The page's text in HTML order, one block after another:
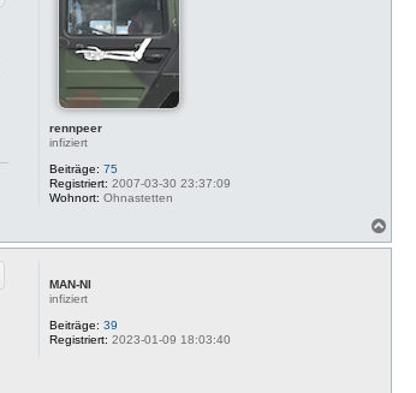
rennpeer
infiziert
Beiträge: 75
Registriert: 2007-03-30 23:37:09
Wohnort: Ohnastetten
a
MAN-NI
infiziert
Beiträge: 39
Registriert: 2023-01-09 18:03:40